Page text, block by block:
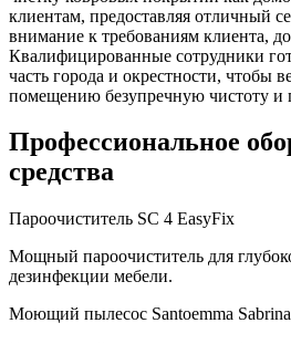
клиентам, предоставляя отличный
внимание к требованиям клиента,
Квалифицированные сотрудники
часть города и окрестности, чтобы
помещению безупречную чистоту и
Профессиональное
средства
Пароочиститель SC 4 EasyFix
Мощный пароочиститель для
дезинфекции мебели.
Моющий пылесос Santoemma